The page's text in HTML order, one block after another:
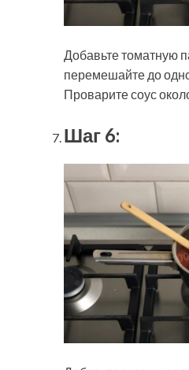
Добавьте томатную
перемешайте до
Проварите соус
Шаг 6: